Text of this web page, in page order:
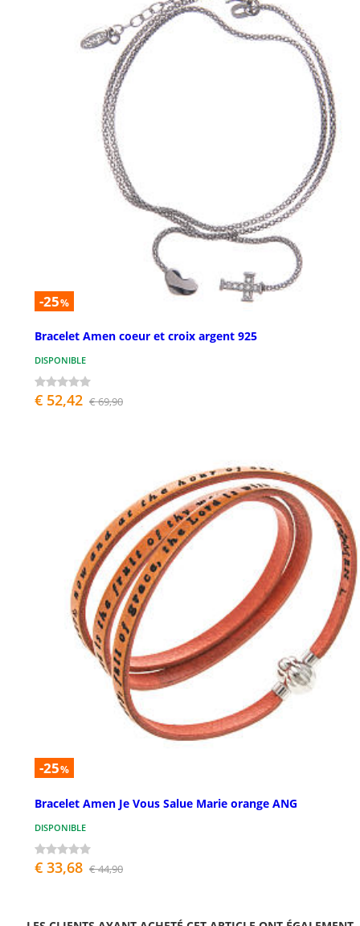
-25%
Bracelet Amen coeur et croix argent 925
DISPONIBLE
€ 52,42 € 69,90
-25%
Bracelet Amen Je Vous Salue Marie orange ANG
DISPONIBLE
€ 33,68 € 44,90